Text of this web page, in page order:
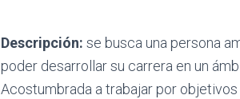
Descripción: se busca una persona
poder desarrollar su carrera en un
Acostumbrada a trabajar por